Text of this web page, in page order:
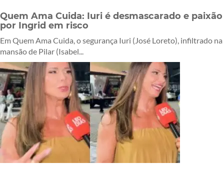
Quem Ama Cuida: Iuri é desmascarado e paixão
por Ingrid em risco
Em Quem Ama Cuida, o segurança Iuri (José Loreto), infiltrado na
mansão de Pilar (Isabel...